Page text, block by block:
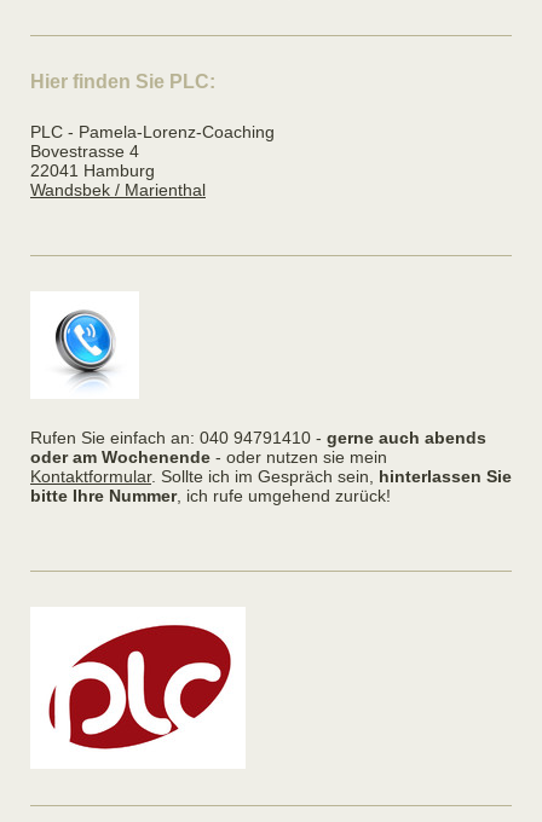
Hier finden Sie PLC:
PLC - Pamela-Lorenz-Coaching
Bovestrasse 4
22041 Hamburg
Wandsbek / Marienthal
Rufen Sie einfach an: 040 94791410 - gerne auch abends
oder am Wochenende - oder nutzen sie mein
Kontaktformular. Sollte ich im Gespräch sein, hinterlassen Sie
bitte Ihre Nummer, ich rufe umgehend zurück!